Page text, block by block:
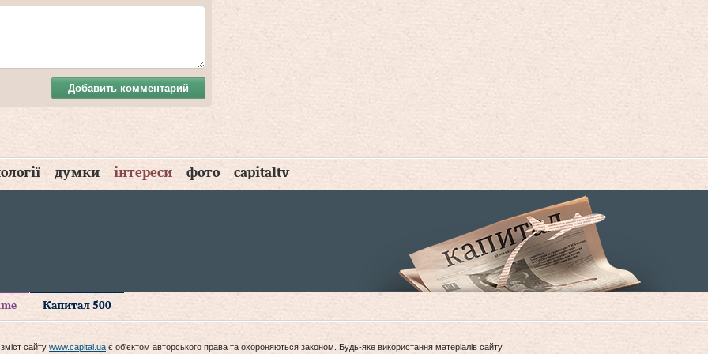
Добавить комментарий
думки інтереси фото capitaltv
Капитал 500
сайту www.capital.ua є об'єктом авторського права та охороняються законом. Будь-яке використання матеріалів сайту